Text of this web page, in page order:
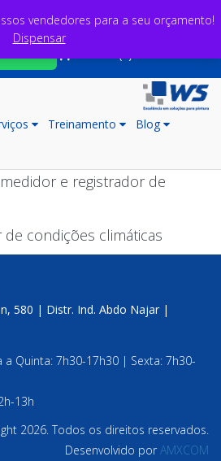
Treinamento
Blog
e registrador de
condições climáticas
580 | Distr. Ind. Abdo Najar |
a Quinta: 7h30-17h30 | Sexta: 7h30-
13h
2026. Todos os direitos reservados.
Desenvolvido porAMXCOM
vendedores para a seu orçamento!
Dispensar